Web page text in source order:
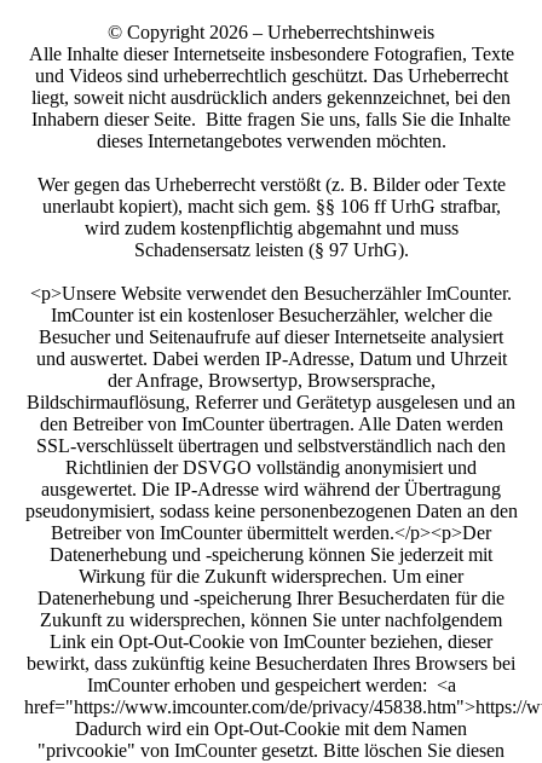
© Copyright 2026 – Urheberrechtshinweis
Alle Inhalte dieser Internetseite insbesondere Fotografien, Texte
und Videos sind urheberrechtlich geschützt. Das Urheberrecht
liegt, soweit nicht ausdrücklich anders gekennzeichnet, bei den
Inhabern dieser Seite. Bitte fragen Sie uns, falls Sie die Inhalte
dieses Internetangebotes verwenden möchten.
Wer gegen das Urheberrecht verstößt (z. B. Bilder oder Texte
unerlaubt kopiert), macht sich gem. §§ 106 ff UrhG strafbar,
wird zudem kostenpflichtig abgemahnt und muss
Schadensersatz leisten (§ 97 UrhG).
<p>Unsere Website verwendet den Besucherzähler ImCounter.
ImCounter ist ein kostenloser Besucherzähler, welcher die
Besucher und Seitenaufrufe auf dieser Internetseite analysiert
und auswertet. Dabei werden IP-Adresse, Datum und Uhrzeit
der Anfrage, Browsertyp, Browsersprache,
Bildschirmauflösung, Referrer und Gerätetyp ausgelesen und an
den Betreiber von ImCounter übertragen. Alle Daten werden
SSL-verschlüsselt übertragen und selbstverständlich nach den
Richtlinien der DSVGO vollständig anonymisiert und
ausgewertet. Die IP-Adresse wird während der Übertragung
pseudonymisiert, sodass keine personenbezogenen Daten an den
Betreiber von ImCounter übermittelt werden.</p><p>Der
Datenerhebung und -speicherung können Sie jederzeit mit
Wirkung für die Zukunft widersprechen. Um einer
Datenerhebung und -speicherung Ihrer Besucherdaten für die
Zukunft zu widersprechen, können Sie unter nachfolgendem
Link ein Opt-Out-Cookie von ImCounter beziehen, dieser
bewirkt, dass zukünftig keine Besucherdaten Ihres Browsers bei
ImCounter erhoben und gespeichert werden: <a
href="https://www.imcounter.com/de/privacy/45838.htm">https://
Dadurch wird ein Opt-Out-Cookie mit dem Namen
"privcookie" von ImCounter gesetzt. Bitte löschen Sie diesen